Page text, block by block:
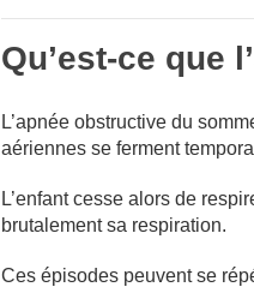
Qu’est-ce que
L’apnée obstructive du
aériennes se ferment
L’enfant cesse alors de
brutalement sa respiration.
Ces épisodes peuvent se